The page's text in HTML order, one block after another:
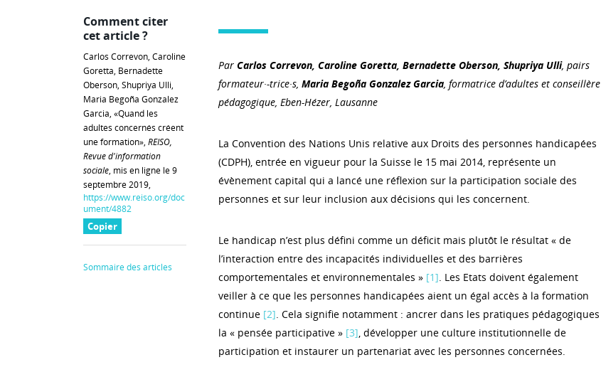
Par Carlos Correvon, Caroline Goretta, Bernadette Oberson, Shupriya Ulli, pairs
formateur·-trice·s, Maria Begoña Gonzalez Garcia, formatrice d’adultes et conseillère
pédagogique, Eben-Hézer, Lausanne
La Convention des Nations Unis relative aux Droits des personnes handicapées
(CDPH), entrée en vigueur pour la Suisse le 15 mai 2014, représente un
évènement capital qui a lancé une réflexion sur la participation sociale des
personnes et sur leur inclusion aux décisions qui les concernent.
Le handicap n’est plus défini comme un déficit mais plutôt le résultat « de
l’interaction entre des incapacités individuelles et des barrières
comportementales et environnementales » [1]. Les Etats doivent également
veiller à ce que les personnes handicapées aient un égal accès à la formation
continue [2]. Cela signifie notamment : ancrer dans les pratiques pédagogiques
la « pensée participative » [3], développer une culture institutionnelle de
participation et instaurer un partenariat avec les personnes concernées.
Comment citer
cet article ?
Carlos Correvon, Caroline
Goretta, Bernadette
Oberson, Shupriya Ulli,
Maria Begoña Gonzalez
Garcia, «Quand les
adultes concernés créent
une formation», REISO,
Revue d'information
sociale, mis en ligne le 9
septembre 2019,
https://www.reiso.org/doc
ument/4882
Copier
Sommaire des articles